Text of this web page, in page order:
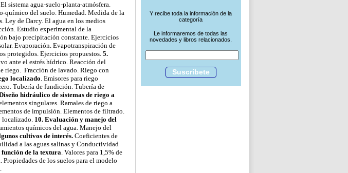
Y recibe toda la información de la
categoría
Le informaremos de todas las
novedades y libros relacionados.
Suscríbete
sistema agua-suelo-planta-atmósfera.
químico del suelo. Humedad. Medida de la
Ley de Darcy. El agua en los medios
Estudio experimental de la
bajo precipitación constante. Ejercicios
Evaporación. Evapotranspiración de
protegidos. Ejercicios propuestos. 5.
ante el estrés hídrico. Reacción del
riego. Fracción de lavado. Riego con
localizado. Emisores para riego
Tubería de fundición. Tubería de
hidráulico de sistemas de riego a
singulares. Ramales de riego a
de impulsión. Elementos de filtrado.
localizado. 10. Evaluación y manejo del
químicos del agua. Manejo del
cultivos de interés.Coeficientes de
a las aguas salinas y Conductividad
función de la textura. Valores para 1,5% de
de los suelos para el modelo